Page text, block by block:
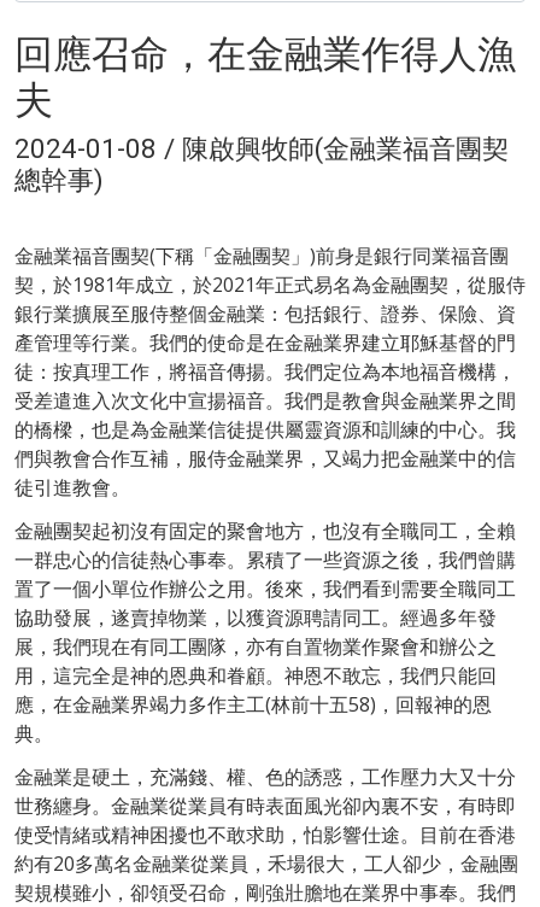
回應召命，在金融業作得人漁
夫
2024-01-08 / 陳啟興牧師(金融業福音團契
總幹事)
金融業福音團契(下稱「金融團契」)前身是銀行同業福音團
契，於1981年成立，於2021年正式易名為金融團契，從服侍
銀行業擴展至服侍整個金融業：包括銀行、證券、保險、資
產管理等行業。我們的使命是在金融業界建立耶穌基督的門
徒：按真理工作，將福音傳揚。我們定位為本地福音機構，
受差遣進入次文化中宣揚福音。我們是教會與金融業界之間
的橋樑，也是為金融業信徒提供屬靈資源和訓練的中心。我
們與教會合作互補，服侍金融業界，又竭力把金融業中的信
徒引進教會。
金融團契起初沒有固定的聚會地方，也沒有全職同工，全賴
一群忠心的信徒熱心事奉。累積了一些資源之後，我們曾購
置了一個小單位作辦公之用。後來，我們看到需要全職同工
協助發展，遂賣掉物業，以獲資源聘請同工。經過多年發
展，我們現在有同工團隊，亦有自置物業作聚會和辦公之
用，這完全是神的恩典和眷顧。神恩不敢忘，我們只能回
應，在金融業界竭力多作主工(林前十五58)，回報神的恩
典。
金融業是硬土，充滿錢、權、色的誘惑，工作壓力大又十分
世務纏身。金融業從業員有時表面風光卻內裏不安，有時即
使受情緒或精神困擾也不敢求助，怕影響仕途。目前在香港
約有20多萬名金融業從業員，禾場很大，工人卻少，金融團
契規模雖小，卻領受召命，剛強壯膽地在業界中事奉。我們